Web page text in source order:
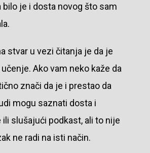
je i dosta novog što sam
stvar u vezi čitanja je da je
Ako vam neko kaže da
znači da je i prestao da
mogu saznati dosta i
ili slušajući podkast, ali to nije
ne radi na isti način.